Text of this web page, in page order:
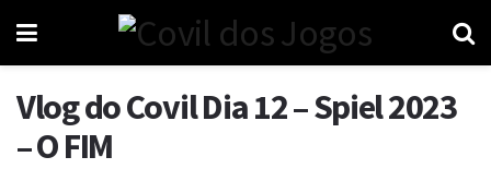
Vlog do Covil Dia 12 – Spiel 2023
– O FIM